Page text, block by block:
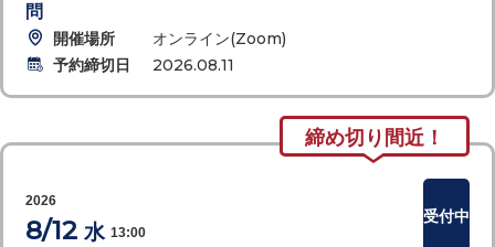
問
開催場所
オンライン(Zoom)
予約締切日
2026.08.11
締め切り間近！
2026
8/12 水 13:00
受付中